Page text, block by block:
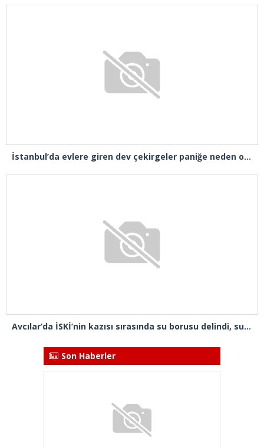
İstanbul’da evlere giren dev çekirgeler paniğe neden oldu
Avcılar’da İSKİ’nin kazısı sırasında su borusu delindi, su metrelerce yüksekliğe fışkırdı
Son Haberler